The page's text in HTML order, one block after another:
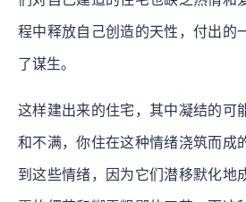
程中释放自己创造的天性，付出的
了谋生。
这样建出来的住宅，其中凝结的可
和不满，你住在这种情绪浇筑而成
到这些情绪，因为它们潜移默化地